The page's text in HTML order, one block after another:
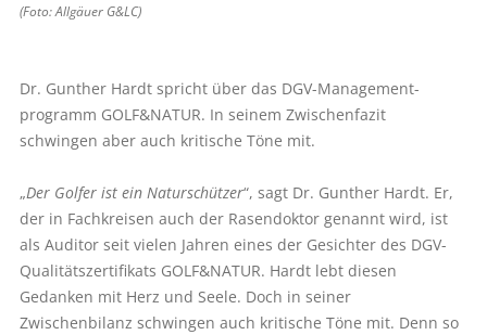
(Foto: Allgäuer G&LC)
Dr. Gunther Hardt spricht über das DGV-Management­
programm GOLF&NATUR. In seinem Zwischen­fazit
schwingen aber auch kritische Töne mit.
„Der Golfer ist ein Naturschützer“, sagt Dr. Gunther Hardt. Er,
der in Fachkreisen auch der Rasendoktor genannt wird, ist
als Auditor seit vielen Jahren eines der Gesichter des DGV-
Qualitätszertifikats GOLF&NATUR. Hardt lebt diesen
Gedanken mit Herz und Seele. Doch in seiner
Zwischenbilanz schwingen auch kritische Töne mit. Denn so